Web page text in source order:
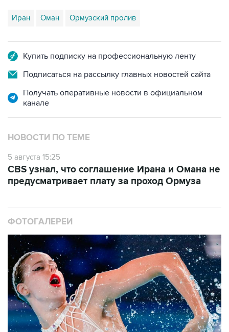
Иран Оман Ормузский пролив
Купить подписку на профессиональную ленту
Подписаться на рассылку главных новостей сайта
Получать оперативные новости в официальном
канале
НОВОСТИ ПО ТЕМЕ
5 августа 15:25
CBS узнал, что соглашение Ирана и Омана не
предусматривает плату за проход Ормуза
ФОТОГАЛЕРЕИ